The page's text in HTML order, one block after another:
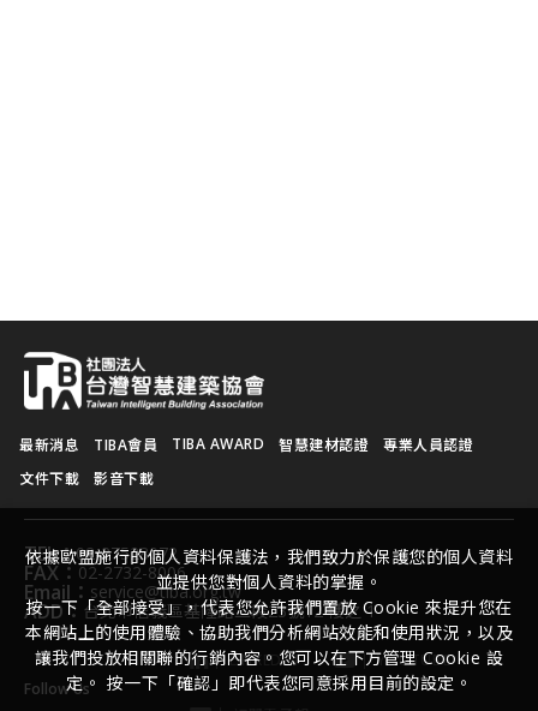
最新消息 TIBA會員 TIBA AWARD 智慧建材認證
專業人員認證
文件下載
影音下載
TEL：02-27528072
FAX：02-2732-8006
Email： service@tiba.org.tw
ADD： 台北市信義區基隆路二段23號12 樓之 1
Follow Us
LINKEDIN YOUTUBE
依據歐盟施行的個人資料保護法，我們致力於保護您的個人資料
並提供您對個人資料的掌握。
按一下「全部接受」，代表您允許我們置放 Cookie 來提升您在
本網站上的使用體驗、協助我們分析網站效能和使用狀況，以及
讓我們投放相關聯的行銷內容。您可以在下方管理 Cookie 設
定。 按一下「確認」即代表您同意採用目前的設定。